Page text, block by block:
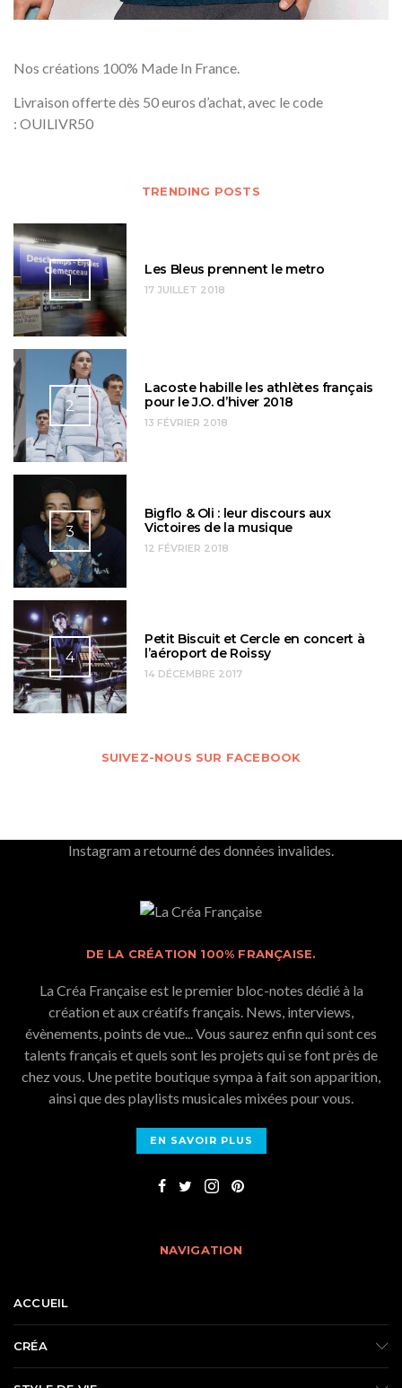
Nos créations 100% Made In France.
Livraison offerte dès 50 euros d’achat, avec le code
: OUILIVR50
TRENDING POSTS
1
Les Bleus prennent le metro
17 JUILLET 2018
2
Lacoste habille les athlètes français
pour le J.O. d’hiver 2018
13 FÉVRIER 2018
3
Bigflo & Oli : leur discours aux
Victoires de la musique
12 FÉVRIER 2018
4
Petit Biscuit et Cercle en concert à
l’aéroport de Roissy
14 DÉCEMBRE 2017
SUIVEZ-NOUS SUR FACEBOOK
Instagram a retourné des données invalides.
DE LA CRÉATION 100% FRANÇAISE.
La Créa Française est le premier bloc-notes dédié à la
création et aux créatifs français. News, interviews,
évènements, points de vue... Vous saurez enfin qui sont ces
talents français et quels sont les projets qui se font près de
chez vous. Une petite boutique sympa à fait son apparition,
ainsi que des playlists musicales mixées pour vous.
EN SAVOIR PLUS
NAVIGATION
ACCUEIL
CRÉA